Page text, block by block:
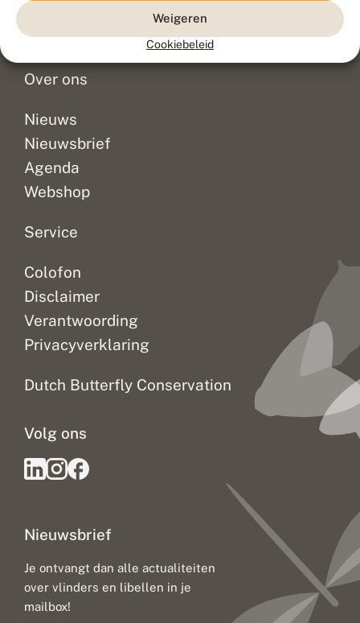
Weigeren
Cookiebeleid
Doneer
Over ons
Nieuws
Nieuwsbrief
Agenda
Webshop
Service
Colofon
Disclaimer
Verantwoording
Privacyverklaring
Dutch Butterfly Conservation
Nieuwsbrief
Je ontvangt dan alle actualiteiten
over vlinders en libellen in je
mailbox!
Volg ons